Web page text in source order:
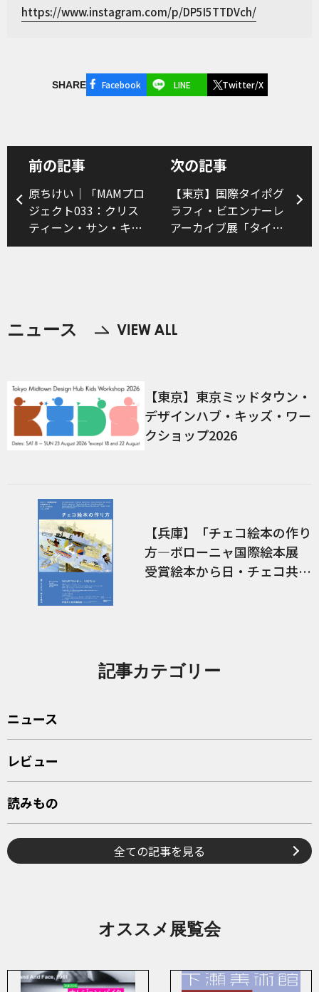
https://www.instagram.com/p/DP5I5TTDVch/
SHARE Facebook LINE Twitter/X
前の記事
原ちけい｜「MAMプロ
ジェクト033：クリス
ティーン・サン・キ
ム」
次の記事
【東京】国際タイポグ
ラフィ・ビエンナーレ
アーカイブ展「タイポ
ジャンチ 2001–2023」
ニュース
【東京】東京ミッドタウン・
デザインハブ・キッズ・ワー
クショップ2026
【兵庫】「チェコ絵本の作り
方―ボローニャ国際絵本展
受賞絵本から日・チェコ共作
記事カテゴリー
ニュース
レビュー
読みもの
全ての記事を見る
オススメ展覧会